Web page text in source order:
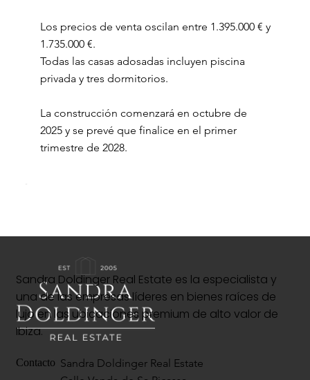
Los precios de venta oscilan entre 1.395.000 € y
1.735.000 €.
Todas las casas adosadas incluyen piscina
privada y tres dormitorios.
La construcción comenzará en octubre de
2025 y se prevé que finalice en el primer
trimestre de 2028.
Sandra Doldinger Real Estate es la especialista y
una de las empresas líderes en bienes raíces de
lujo en las ubicaciones premium de alto valor de
Ibiza.
Contacto Sandra Doldinger Real Estate